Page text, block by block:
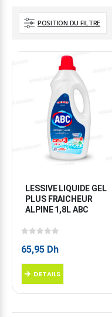
POSITION DU FILTRE
LESSIVE LIQUIDE GEL
PLUS FRAICHEUR
ALPINE 1,8L ABC
65,95 Dh
DETAILS